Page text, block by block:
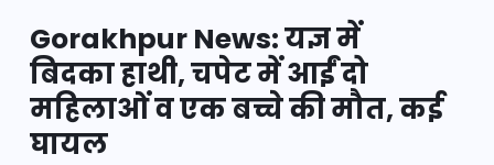
Gorakhpur News: यज्ञ में
बिदका हाथी, चपेट में आईं दो
महिलाओं व एक बच्चे की मौत, कई
घायल